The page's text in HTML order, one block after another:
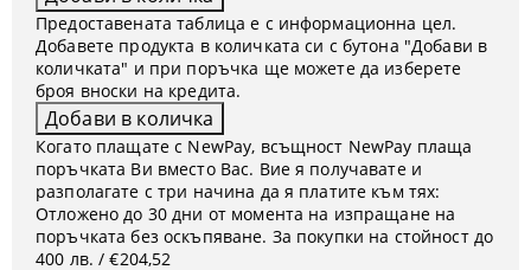
Предоставената таблица е с информационна цел.
Добавете продукта в количката си с бутона "Добави в
количката" и при поръчка ще можете да изберете
броя вноски на кредита.
Когато плащате с NewPay, всъщност NewPay плаща
поръчката Ви вместо Вас. Вие я получавате и
разполагате с три начина да я платите към тях:
Отложено до 30 дни от момента на изпращане на
поръчката без оскъпяване. За покупки на стойност до
400 лв. / €204,52